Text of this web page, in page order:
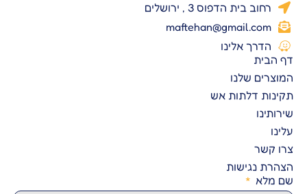
רחוב בית הדפוס 3 , ירושלים
maftehan@gmail.com
הדרך אלינו
דף הבית
המוצרים שלנו
תקינות דלתות אש
שירותינו
עלינו
צרו קשר
הצהרת נגישות
שם מלא